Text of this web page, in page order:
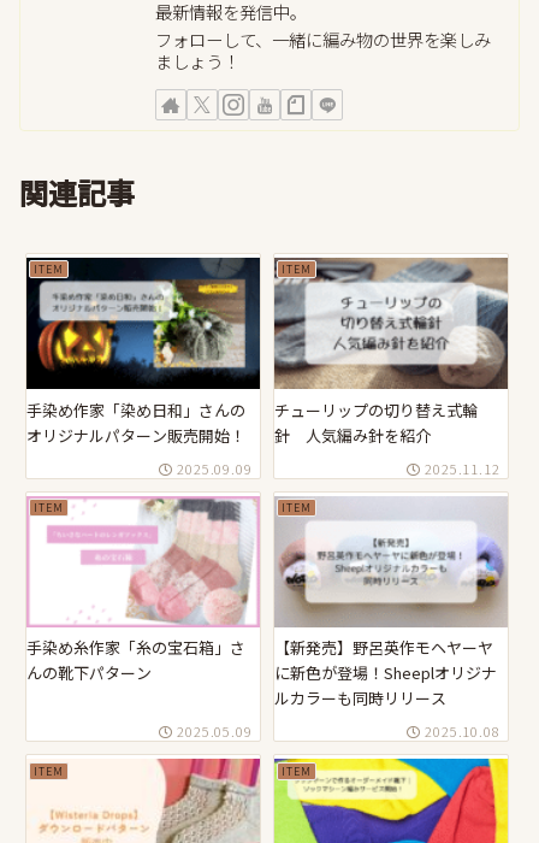
最新情報を発信中。
フォローして、一緒に編み物の世界を楽しみ
ましょう！
関連記事
ITEM
手染め作家「染め日和」さんの
オリジナルパターン販売開始！
2025.09.09
ITEM
チューリップの切り替え式輪
針 人気編み針を紹介
2025.11.12
ITEM
手染め糸作家「糸の宝石箱」さ
んの靴下パターン
2025.05.09
ITEM
【新発売】野呂英作モヘヤーヤ
に新色が登場！Sheeplオリジナ
ルカラーも同時リリース
2025.10.08
ITEM ITEM